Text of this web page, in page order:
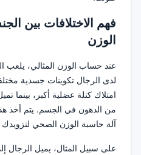
فهم الاختلافات بين
الوزن
عند حساب الوزن المثالي، يلعب
لدى الرجال تكوينات جسدية
امتلاك كتلة عضلية أكبر، بينما
من الدهون في الجسم. يتم أخذ
آلة حاسبة الوزن الصحي لتزويدك
على سبيل المثال، يميل الرجال